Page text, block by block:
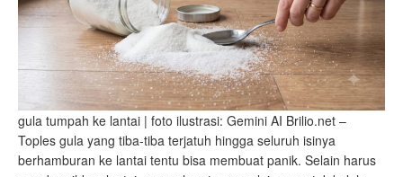
gula tumpah ke lantai | foto ilustrasi: Gemini AI Brilio.net –
Toples gula yang tiba-tiba terjatuh hingga seluruh isinya
berhamburan ke lantai tentu bisa membuat panik. Selain harus